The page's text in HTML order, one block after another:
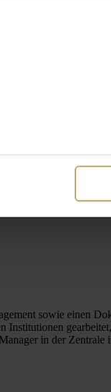
sowie einen
Institutionen
in der Zentrale